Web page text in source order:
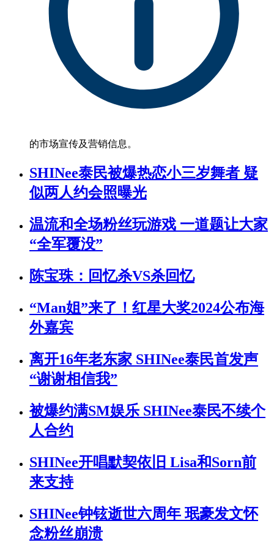
的市场宣传及营销信息。
SHINee泰民被爆热恋小三岁舞者 疑
似两人约会照曝光
温流和全场粉丝玩游戏 一道题让大家
“全军覆没”
陈宝珠：回忆杀VS杀回忆
“Man姐”来了！红星大奖2024公布海
外嘉宾
离开16年老东家 SHINee泰民首发声
“谢谢相信我”
被爆约满SM娱乐 SHINee泰民不续个
人合约
SHINee开唱默契依旧 Lisa和Sorn前
来支持
SHINee钟铉逝世六周年 珉豪发文怀
念粉丝崩溃